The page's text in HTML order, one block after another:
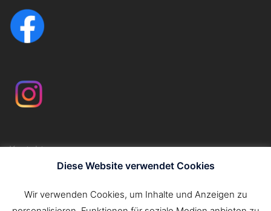
Kontakt
ImpressumDiese Website verwendet Cookies
Wir verwenden Cookies, um Inhalte und Anzeigen zu